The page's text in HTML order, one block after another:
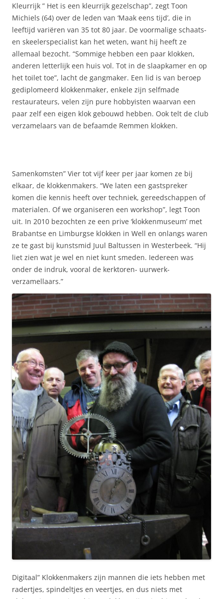
Kleurrijk ” Het is een kleurrijk gezelschap”, zegt Toon
Michiels (64) over de leden van ‘Maak eens tijd’, die in
leeftijd variëren van 35 tot 80 jaar. De voormalige schaats-
en skeelerspecialist kan het weten, want hij heeft ze
allemaal bezocht. “Sommige hebben een paar klokken,
anderen letterlijk een huis vol. Tot in de slaapkamer en op
het toilet toe”, lacht de gangmaker. Een lid is van beroep
gediplomeerd klokkenmaker, enkele zijn selfmade
restaurateurs, velen zijn pure hobbyisten waarvan een
paar zelf een eigen klok gebouwd hebben. Ook telt de club
verzamelaars van de befaamde Remmen klokken.
Samenkomsten” Vier tot vijf keer per jaar komen ze bij
elkaar, de klokkenmakers. “We laten een gastspreker
komen die kennis heeft over techniek, gereedschappen of
materialen. Of we organiseren een workshop”, legt Toon
uit. In 2010 bezochten ze een prive ‘klokkenmuseum’ met
Brabantse en Limburgse klokken in Well en onlangs waren
ze te gast bij kunstsmid Juul Baltussen in Westerbeek. “Hij
liet zien wat je wel en niet kunt smeden. Iedereen was
onder de indruk, vooral de kerktoren- uurwerk-
verzamellaars.”
Digitaal” Klokkenmakers zijn mannen die iets hebben met
radertjes, spindeltjes en veertjes, en dus niets met